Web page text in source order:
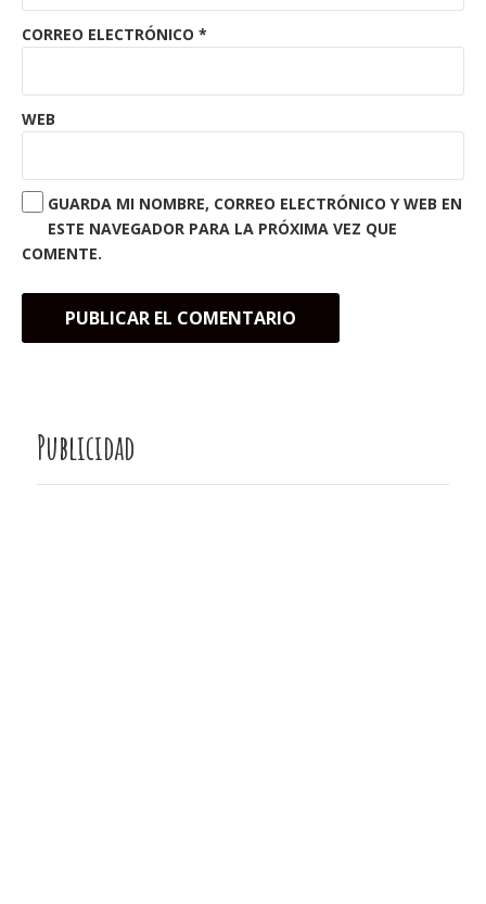
CORREO ELECTRÓNICO *
WEB
GUARDA MI NOMBRE, CORREO ELECTRÓNICO Y WEB EN
ESTE NAVEGADOR PARA LA PRÓXIMA VEZ QUE
COMENTE.
Publicidad